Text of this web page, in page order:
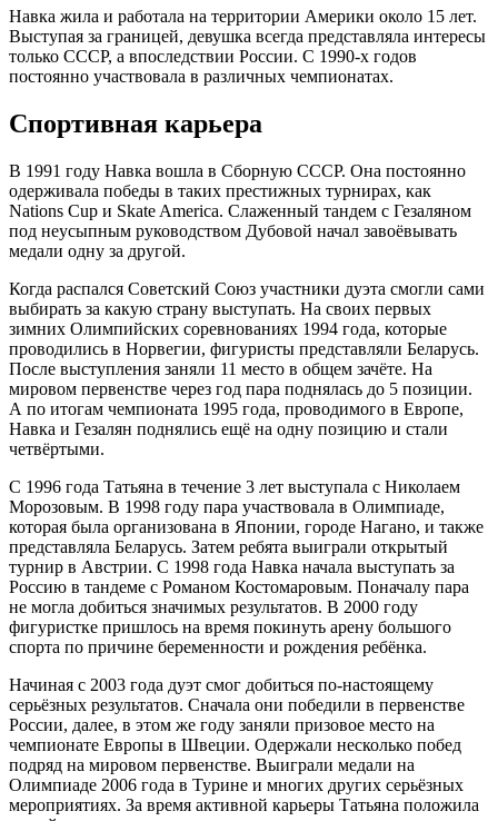
Навка жила и работала на территории Америки около 15 лет.
Выступая за границей, девушка всегда представляла интересы
только СССР, а впоследствии России. С 1990-х годов
постоянно участвовала в различных чемпионатах.
Спортивная карьера
В 1991 году Навка вошла в Сборную СССР. Она постоянно
одерживала победы в таких престижных турнирах, как
Nations Cup и Skate America. Слаженный тандем с Гезаляном
под неусыпным руководством Дубовой начал завоёвывать
медали одну за другой.
Когда распался Советский Союз участники дуэта смогли сами
выбирать за какую страну выступать. На своих первых
зимних Олимпийских соревнованиях 1994 года, которые
проводились в Норвегии, фигуристы представляли Беларусь.
После выступления заняли 11 место в общем зачёте. На
мировом первенстве через год пара поднялась до 5 позиции.
А по итогам чемпионата 1995 года, проводимого в Европе,
Навка и Гезалян поднялись ещё на одну позицию и стали
четвёртыми.
С 1996 года Татьяна в течение 3 лет выступала с Николаем
Морозовым. В 1998 году пара участвовала в Олимпиаде,
которая была организована в Японии, городе Нагано, и также
представляла Беларусь. Затем ребята выиграли открытый
турнир в Австрии. С 1998 года Навка начала выступать за
Россию в тандеме с Романом Костомаровым. Поначалу пара
не могла добиться значимых результатов. В 2000 году
фигуристке пришлось на время покинуть арену большого
спорта по причине беременности и рождения ребёнка.
Начиная с 2003 года дуэт смог добиться по-настоящему
серьёзных результатов. Сначала они победили в первенстве
России, далее, в этом же году заняли призовое место на
чемпионате Европы в Швеции. Одержали несколько побед
подряд на мировом первенстве. Выиграли медали на
Олимпиаде 2006 года в Турине и многих других серьёзных
мероприятиях. За время активной карьеры Татьяна положила